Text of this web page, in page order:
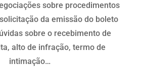
sobre procedimentos
da emissão do boleto
sobre o recebimento de
alto de infração, termo de
intimação…